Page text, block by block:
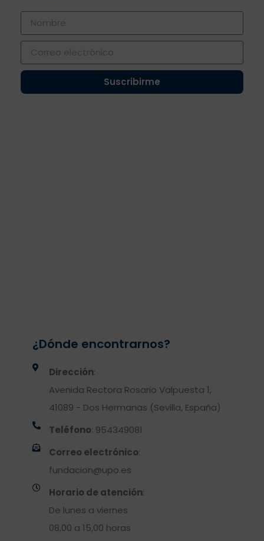
Suscribirme
¿Dónde encontrarnos?
Dirección:
Avenida Rectora Rosario Valpuesta 1,
41089 - Dos Hermanas (Sevilla, España)
Teléfono: 954349081
Correo electrónico:
fundacion@upo.es
Horario de atención:
De lunes a viernes
08,00 a 15,00 horas